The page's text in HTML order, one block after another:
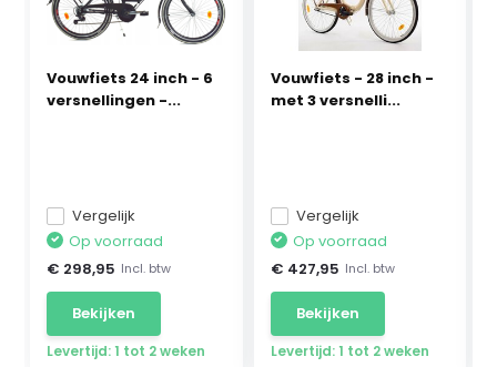
Vouwfiets 24 inch - 6
versnellingen -...
Vergelijk
Op voorraad
€ 298,95 Incl. btw
Bekijken
Levertijd: 1 tot 2 weken
Vouwfiets - 28 inch -
met 3 versnelli...
Vergelijk
Op voorraad
€ 427,95 Incl. btw
Bekijken
Levertijd: 1 tot 2 weken